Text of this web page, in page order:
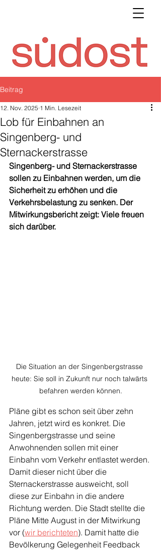
Beitrag
Lob für Einbahnen an
Singenberg- und
Sternackerstrasse
12. Nov. 2025 1 Min. Lesezeit
Singenberg- und Sternackerstrasse
sollen zu Einbahnen werden, um die
Sicherheit zu erhöhen und die
Verkehrsbelastung zu senken. Der
Mitwirkungsbericht zeigt: Viele freuen
sich darüber.
Die Situation an der Singenbergstrasse
heute: Sie soll in Zukunft nur noch talwärts
befahren werden können.
Pläne gibt es schon seit über zehn
Jahren, jetzt wird es konkret. Die
Singenbergstrasse und seine
Anwohnenden sollen mit einer
Einbahn vom Verkehr entlastet werden.
Damit dieser nicht über die
Sternackerstrasse ausweicht, soll
diese zur Einbahn in die andere
Richtung werden. Die Stadt stellte die
Pläne Mitte August in der Mitwirkung
vor (wir berichteten). Damit hatte die
Bevölkerung Gelegenheit Feedback